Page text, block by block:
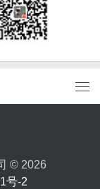
© 2026
号-2